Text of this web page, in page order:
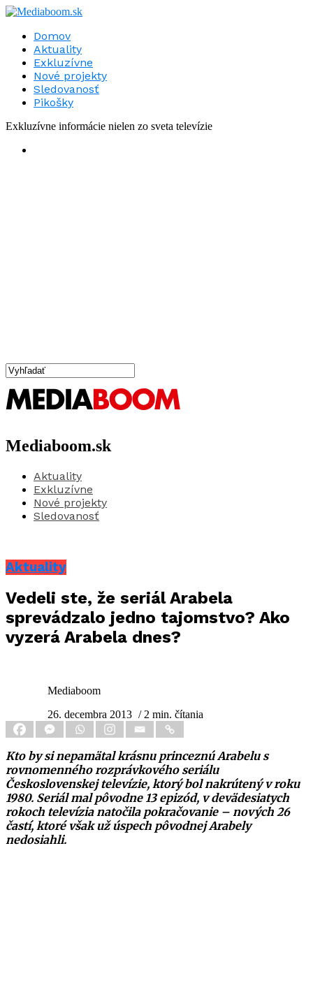
Domov
Aktuality
Exkluzívne
Nové projekty
Sledovanosť
Pikošky
Exkluzívne informácie nielen zo sveta televízie
Mediaboom.sk
Aktuality
Exkluzívne
Nové projekty
Sledovanosť
Aktuality
Vedeli ste, že seriál Arabela
sprevádzalo jedno tajomstvo? Ako
vyzerá Arabela dnes?
Mediaboom
26. decembra 2013 / 2 min. čítania
Kto by si nepamätal krásnu princeznú Arabelu s
rovnomenného rozprávkového seriálu
Československej televízie, ktorý bol nakrútený v roku
1980. Seriál mal pôvodne 13 epizód, v devädesiatych
rokoch televízia natočila pokračovanie – nových 26
častí, ktoré však už úspech pôvodnej Arabely
nedosiahli.